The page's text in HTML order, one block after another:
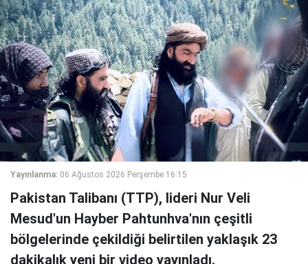
Yayınlanma: 06 Ağustos 2026 Perşembe 16:15
Pakistan Talibanı (TTP), lideri Nur Veli
Mesud'un Hayber Pahtunhva'nın çeşitli
bölgelerinde çekildiği belirtilen yaklaşık 23
dakikalık yeni bir video yayınladı.